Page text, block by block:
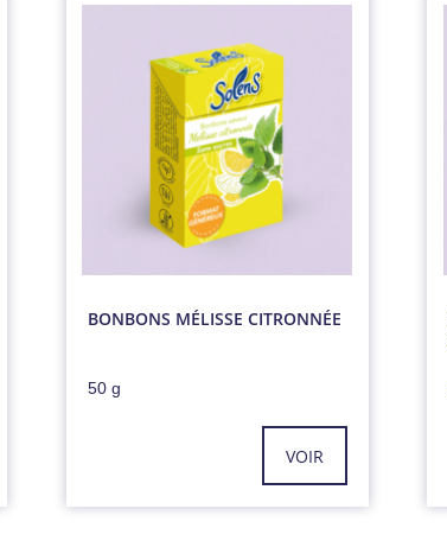
BONBONS MÉLISSE CITRONNÉE
50 g
VOIR